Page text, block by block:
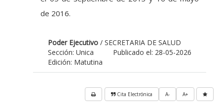
de 2016.
Poder Ejecutivo / SECRETARIA DE SALUD
Publicado el: 28-05-2026
Sección: Unica
Edición: Matutina
A+
A-
Cita Electrónica